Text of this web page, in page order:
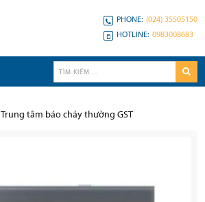
PHONE: (024) 35505150
HOTLINE: 0983008683
Trung tâm báo cháy thường GST